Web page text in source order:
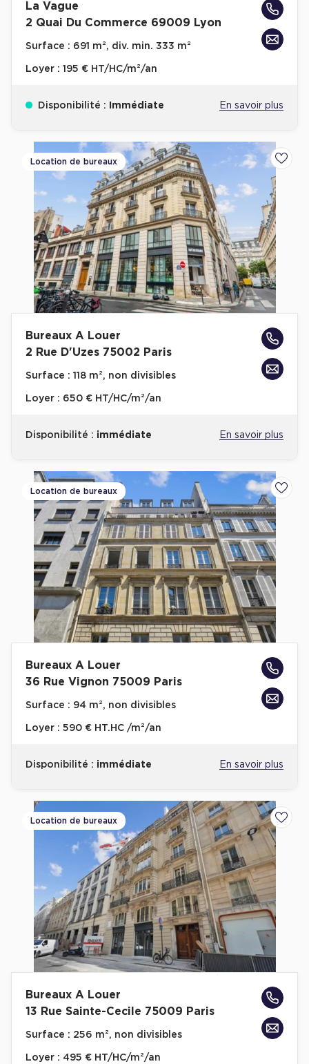
La Vague
2 Quai Du Commerce 69009 Lyon
Surface : 691 m², div. min. 333 m²
Loyer : 195 € HT/HC/m²/an
Disponibilité : Immédiate En savoir plus
Location de bureaux
Bureaux A Louer
2 Rue D'Uzes 75002 Paris
Surface : 118 m², non divisibles
Loyer : 650 € HT/HC/m²/an
Disponibilité : immédiate En savoir plus
Location de bureaux
Bureaux A Louer
36 Rue Vignon 75009 Paris
Surface : 94 m², non divisibles
Loyer : 590 € HT.HC /m²/an
Disponibilité : immédiate En savoir plus
Location de bureaux
Bureaux A Louer
13 Rue Sainte-Cecile 75009 Paris
Surface : 256 m², non divisibles
Loyer : 495 € HT/HC/m²/an